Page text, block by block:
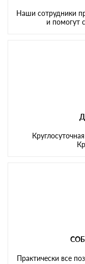
Наши сотрудники
и помогут
Практически все